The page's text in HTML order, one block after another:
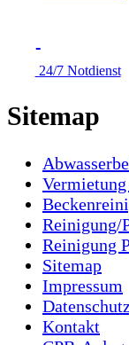
24/7 Notdienst
Sitemap
Reinigung/
Reinigung
Sitemap
Impressum
Kontakt